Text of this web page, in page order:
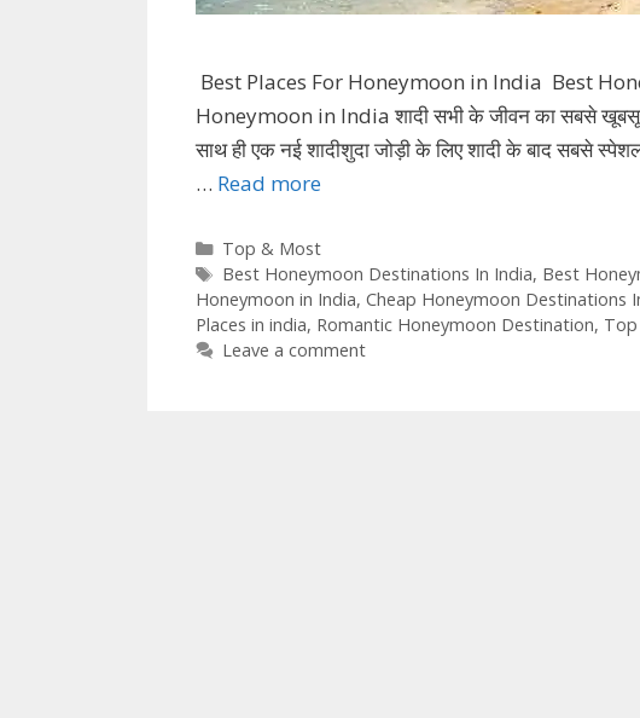
Best Places For Honeymoon in India Best
Honeymoon in India शादी सभी के जीवन का सबसे खूबसूरत
साथ ही एक नई शादीशुदा जोड़ी के लिए शादी के बाद सबसे
… Read more
Categories
Top & Most
Tags
Best Honeymoon Destinations In India, Best
Honeymoon in India, Cheap Honeymoon Destinations
Places in india, Romantic Honeymoon Destination, Top
Leave a comment